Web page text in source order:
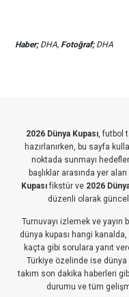
Haber;DHA, Fotoğraf;DHA
2026 Dünya Kupası, futbol
hazırlanırken, bu sayfa
noktada sunmayı
başlıklar arasında yer alan
Kupasıfikstür ve 2026
düzenli olarak
Turnuvayı izlemek ve
dünya kupası hangi kanalda,
kaçta gibi sorulara yanıt
Türkiye özelinde ise dünya
takım son dakika haberleri
durumu ve tüm